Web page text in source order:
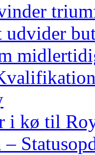
udvider
i kø til
–